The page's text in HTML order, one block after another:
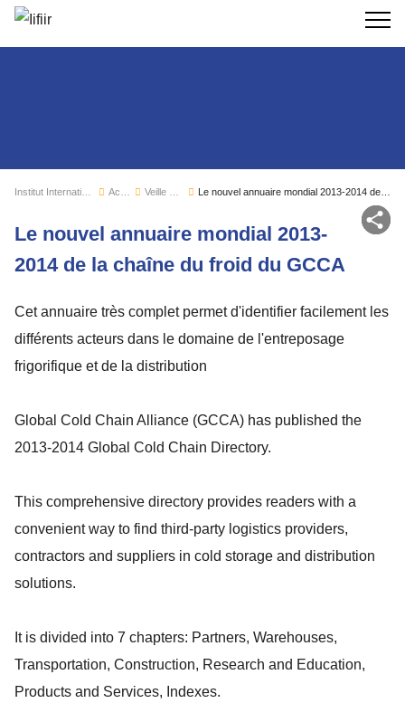
Le nouvel annuaire mondial 2013-2014 de la chaîne du froid du GCCA
Le nouvel annuaire mondial 2013-
2014 de la chaîne du froid du GCCA
Cet annuaire très complet permet d'identifier facilement les
différents acteurs dans le domaine de l'entreposage
frigorifique et de la distribution
Global Cold Chain Alliance (GCCA) has published the
2013-2014 Global Cold Chain Directory.
This comprehensive directory provides readers with a
convenient way to find third-party logistics providers,
contractors and suppliers in cold storage and distribution
solutions.
It is divided into 7 chapters: Partners, Warehouses,
Transportation, Construction, Research and Education,
Products and Services, Indexes.